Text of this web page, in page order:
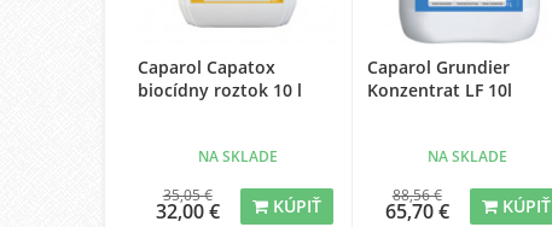
Caparol Capatox
biocídny roztok 10 l
NA SKLADE
35,05 €
32,00 € KÚPIŤ
Caparol Grundier
Konzentrat LF 10l
NA SKLADE
88,56 €
65,70 € KÚPIŤ